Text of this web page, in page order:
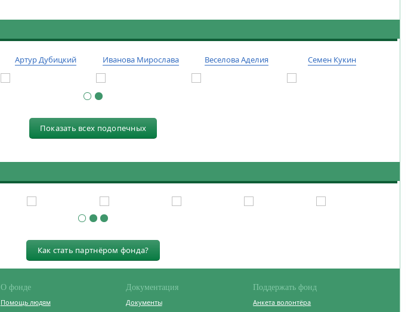
Артур Дубицкий Иванова Мирослава Веселова Аделия Семен Кукин
Показать всех подопечных
Как стать партнёром фонда?
О фонде
Помощь людям
Документация
Документы
Поддержать фонд
Анкета волонтёра